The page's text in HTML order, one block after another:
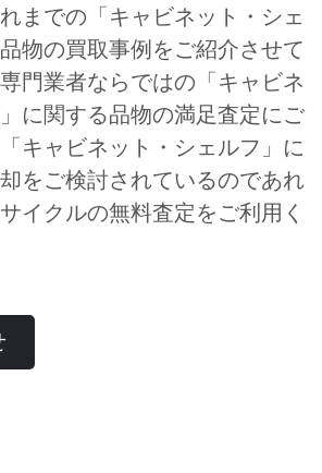
までの「キャビネット・シェ
物の買取事例をご紹介させて
門業者ならではの「キャビネ
に関する品物の満足査定にご
キャビネット・シェルフ」に
をご検討されているのであれ
イクルの無料査定をご利用く